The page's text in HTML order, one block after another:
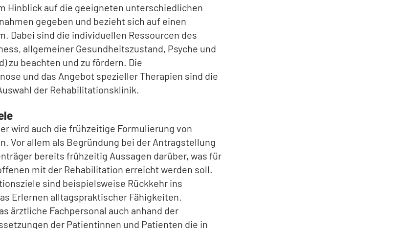
Hinblick auf die geeigneten unterschiedlichen
gegeben und bezieht sich auf einen
Dabei sind die individuellen Ressourcen des
allgemeiner Gesundheitszustand, Psyche und
zu beachten und zu fördern. Die
und das Angebot spezieller Therapien sind die
der Rehabilitationsklinik.
wird auch die frühzeitige Formulierung von
Vor allem als Begründung bei der Antragstellung
bereits frühzeitig Aussagen darüber, was für
mit der Rehabilitation erreicht werden soll.
sind beispielsweise Rückkehr ins
Erlernen alltagspraktischer Fähigkeiten.
ärztliche Fachpersonal auch anhand der
der Patientinnen und Patienten die in